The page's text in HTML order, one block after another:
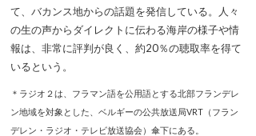
て、バカンス地からの話題を発信している。人々
の生の声からダイレクトに伝わる海岸の様子や情
報は、非常に評判が良く、約20％の聴取率を得て
いるという。
＊ラジオ２は、フラマン語を公用語とする北部フランデレ
ン地域を対象とした、ベルギーの公共放送局VRT（フラン
デレン・ラジオ・テレビ放送協会）傘下にある。